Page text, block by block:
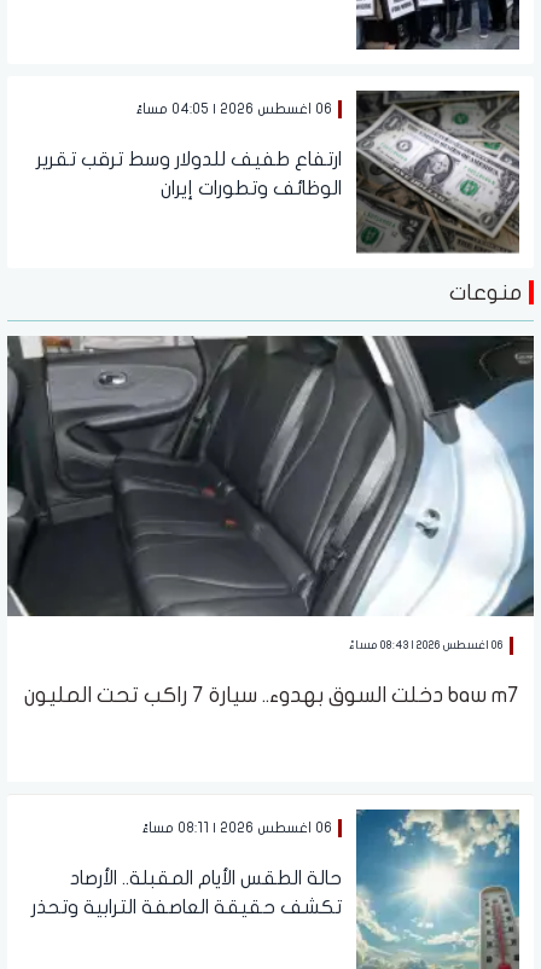
06 اغسطس 2026 | 04:05 مساءً
ارتفاع طفيف للدولار وسط ترقب تقرير
الوظائف وتطورات إيران
منوعات
06 اغسطس 2026 | 08:43 مساءً
baw m7 دخلت السوق بهدوء.. سيارة 7 راكب تحت المليون
06 اغسطس 2026 | 08:11 مساءً
حالة الطقس الأيام المقبلة.. الأرصاد
تكشف حقيقة العاصفة الترابية وتحذر